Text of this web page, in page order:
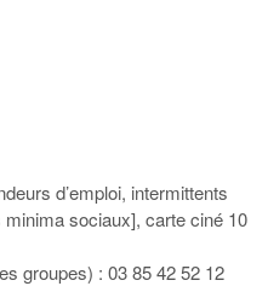
d’emploi, intermittents
sociaux], carte ciné 10
groupes) : 03 85 42 52 12